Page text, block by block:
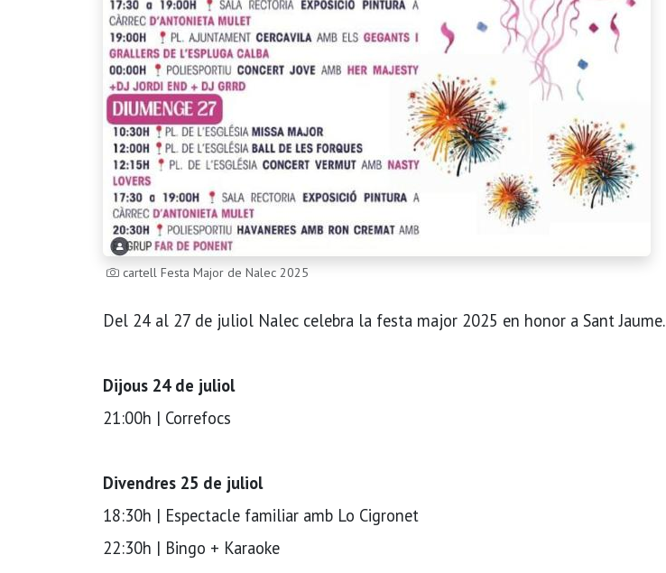
cartell Festa Major de Nalec 2025
Del 24 al 27 de juliol Nalec celebra la festa major 2025 en honor a Sant Jaume.
Dijous 24 de juliol
21:00h | Correfocs
Divendres 25 de juliol
18:30h | Espectacle familiar amb Lo Cigronet
22:30h | Bingo + Karaoke